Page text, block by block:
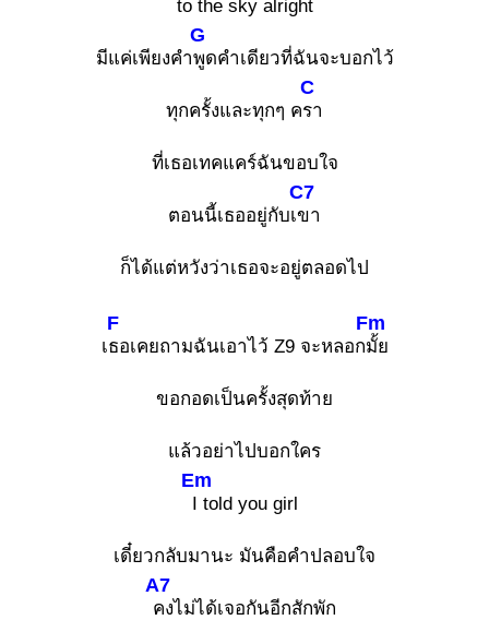
to the sky alright
มีแค่เพียงคำ
G
พูดคำเดียวที่ฉันจะบอกไว้
ทุกครั้งและทุกๆ ค
C
รา
ที่เธอเทคแคร์ฉันขอบใจ
ตอนนี้เธออยู่กับเ
C7
ขา
ก็ได้แต่หวังว่าเธอจะอยู่ตลอดไป
เ
F
ธอเคยถามฉันเอาไว้ Z9 จะหลอก
Fm
มั้ย
ขอกอดเป็นครั้งสุดท้าย
แล้วอย่าไปบอกใคร
Em
I told you girl
เดี๋ยวกลับมานะ มันคือคำปลอบใจ
A7
คงไม่ได้เจอกันอีกสักพัก